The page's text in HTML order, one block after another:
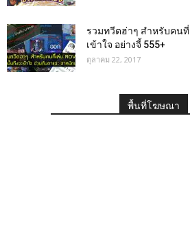
รวมทวีตฮ่าๆ สำหรับคนที่
เข้าใจ อย่างจี้ 555+
ตุลาคม 22, 2017
พื้นที่โฆษณา